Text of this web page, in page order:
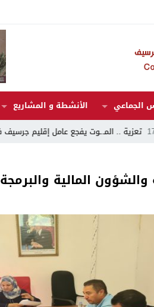
الجماعي الأنشطة و المشاريع
عامل إقليم جرسيف في وفـ.ـاة والد زوجته
والشؤون المالية والبرمجة